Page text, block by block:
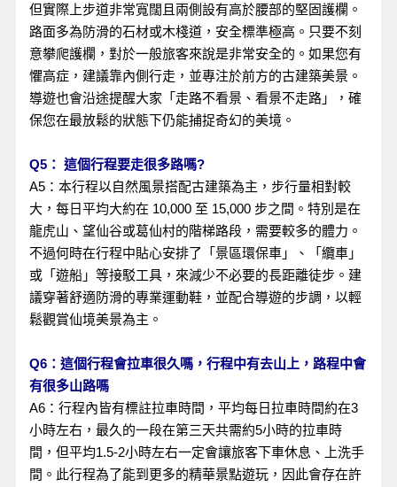
但實際上步道非常寬闊且兩側設有高於腰部的堅固護欄。
路面多為防滑的石材或木棧道，安全標準極高。只要不刻
意攀爬護欄，對於一般旅客來說是非常安全的。如果您有
懼高症，建議靠內側行走，並專注於前方的古建築美景。
導遊也會沿途提醒大家「走路不看景、看景不走路」，確
保您在最放鬆的狀態下仍能捕捉奇幻的美境。
Q5： 這個行程要走很多路嗎?
A5：本行程以自然風景搭配古建築為主，步行量相對較
大，每日平均大約在 10,000 至 15,000 步之間。特別是在
龍虎山、望仙谷或葛仙村的階梯路段，需要較多的體力。
不過何時在行程中貼心安排了「景區環保車」、「纜車」
或「遊船」等接駁工具，來減少不必要的長距離徒步。建
議穿著舒適防滑的專業運動鞋，並配合導遊的步調，以輕
鬆觀賞仙境美景為主。
Q6：這個行程會拉車很久嗎，行程中有去山上，路程中會
有很多山路嗎
A6：行程內皆有標註拉車時間，平均每日拉車時間約在3
小時左右，最久的一段在第三天共需約5小時的拉車時
間，但平均1.5-2小時左右一定會讓旅客下車休息、上洗手
間。此行程為了能到更多的精華景點遊玩，因此會存在許